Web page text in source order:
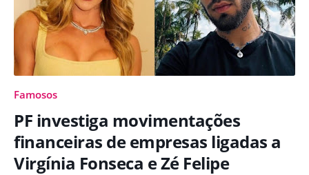
Famosos
PF investiga movimentações
financeiras de empresas ligadas a
Virgínia Fonseca e Zé Felipe